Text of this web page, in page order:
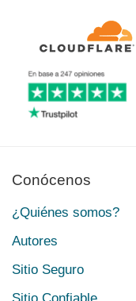
Conócenos
¿Quiénes somos?
Autores
Sitio Seguro
Sitio Confiable